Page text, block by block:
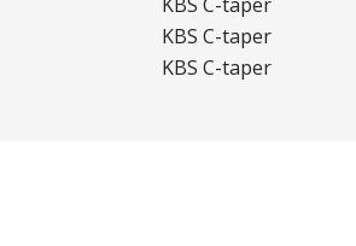
KBS C-taper
KBS C-taper